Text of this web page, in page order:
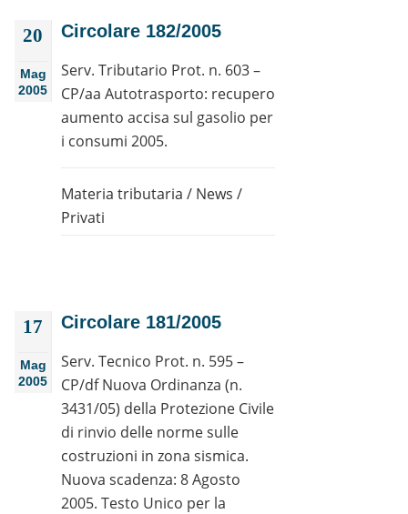
20
Mag
2005
Circolare 182/2005
Serv. Tributario Prot. n. 603 –
CP/aa Autotrasporto: recupero
aumento accisa sul gasolio per
i consumi 2005.
Materia tributaria / News /
Privati
17
Mag
2005
Circolare 181/2005
Serv. Tecnico Prot. n. 595 –
CP/df Nuova Ordinanza (n.
3431/05) della Protezione Civile
di rinvio delle norme sulle
costruzioni in zona sismica.
Nuova scadenza: 8 Agosto
2005. Testo Unico per la